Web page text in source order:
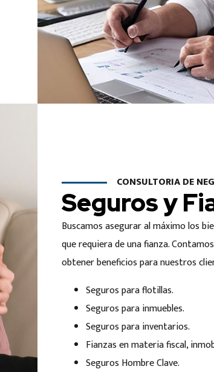
CONSULTORIA DE
Seguros y
Buscamos asegurar al máximo los
que requiera de una fianza.
obtener beneficios para nuestros
Seguros para flotillas.
Seguros para inmuebles.
Seguros para inventarios.
Fianzas en materia fiscal,
Seguros Hombre Clave.